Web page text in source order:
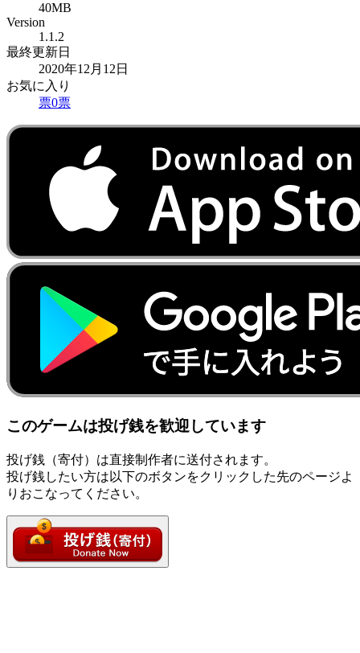
40MB
Version
1.1.2
最終更新日
2020年12月12日
お気に入り
票0票
このゲームは投げ銭を歓迎しています
投げ銭（寄付）は直接制作者に送付されます。
投げ銭したい方は以下のボタンをクリックした先のページよ
りおこなってください。